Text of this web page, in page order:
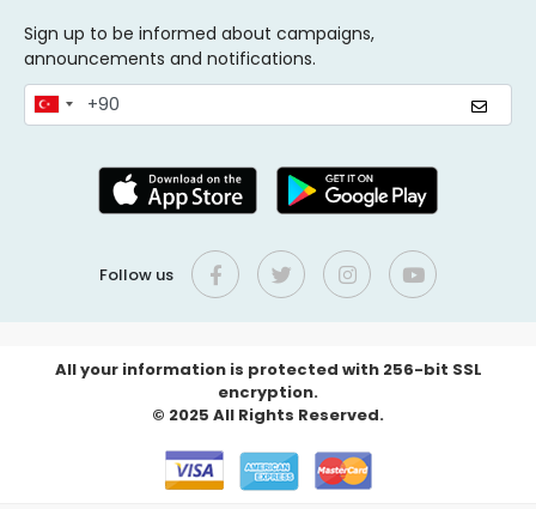
Sign up to be informed about campaigns,
announcements and notifications.
Follow us
All your information is protected with 256-bit SSL
encryption.
© 2025 All Rights Reserved.